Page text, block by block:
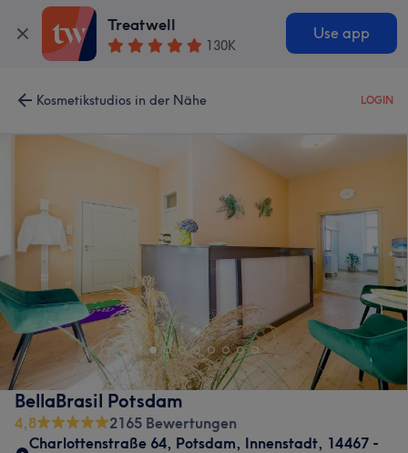
Treatwell
130K
Use app
Kosmetikstudios in der Nähe LOGIN
BellaBrasil Potsdam
4,8
2165 Bewertungen
Charlottenstraße 64, Potsdam, Innenstadt, 14467 -